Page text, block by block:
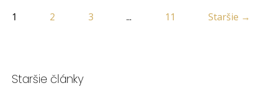
1 2 3 ... 11 Staršie →
Staršie články